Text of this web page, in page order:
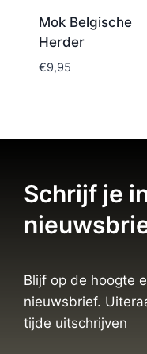
Mok Belgische
Herder
€9,95
Schrijf je
Blijf op de hoogte
nieuwsbrief.
tijde uitschrijven